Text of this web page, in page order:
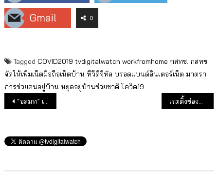
Gmail
0
Tagged COVID2019 tvdigitalwatch workfromhome กสทช. กสทช
จัดให้เพิ่มเน็ตมือถือเน็ตบ้าน ทีวีดิจิทัล บรอดแบนด์อินเตอร์เน็ต มาตรา
การช่วยคนอยู่บ้าน หยุดอยู่บ้านช่วยชาติ โควิด19
แนะแนวเรื่อง
“อสมท” เตรียมแผนออกอากาศต่อเนื่องทั้งทีวี วิทยุ ด้วยสตูฯเคลื่อนที่ พร้อมแผน Work from Home สกัดโควิด-19 เรตติ้งช่องทีวีดืจิทัลประจำสัปดาห์ เริ่ม Work from Home ยอดผู้ชมดูทีวีมากขึ้น